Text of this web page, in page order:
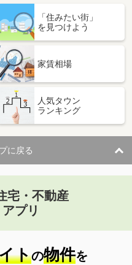
「住みたい街」
を見つけよう
家賃相場
人気タウン
ランキング
に戻る
宅・不動産
アプリ
トの物件を